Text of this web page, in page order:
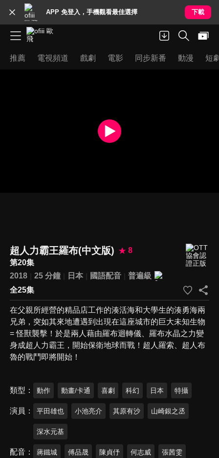
APP 免登入，手機觀看最佳選擇 下載
推薦 電視頻道 戲劇 電影 同步新番 動漫 短
超人力霸王羅布(中文版)
8
第20集
2018
25 分鐘 日本 國語配音
普遍級
全25集
在父親所經營的精品店工作的湊活海和大學生的湊勇海兩
兄弟，突如其來地遭遇到出現在這座城市的巨大未知生物
= 怪獸襲擊！於是兩人藉由羅布迴轉儀、羅布水晶之力變
身成超人力霸王，開始保衛地球而戰！超人羅索、超人布
魯的戰鬥即將開始！
類型 動作 動畫/卡通 喜劇 科幻 日本 特攝
演員 平田雄也 小池亮介 其原有沙 山崎銀之丞
深水元基
配音 蔣鐵城 傅品晟 陳貞伃 何志威 張茜雯